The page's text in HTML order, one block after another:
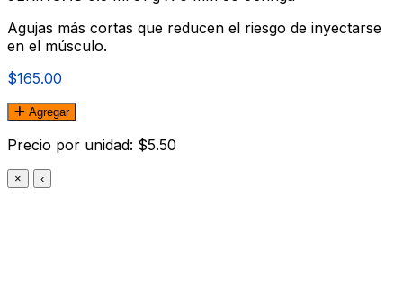
Agujas más cortas que reducen el riesgo de inyectarse
en el músculo.
$165.00
Agregar
Precio por unidad: $5.50
× ‹